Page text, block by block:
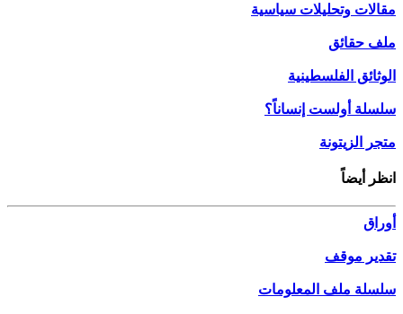
مقالات وتحليلات سياسية
ملف حقائق
الوثائق الفلسطينية
سلسلة أولست إنساناً؟
متجر الزيتونة
انظر أيضاً
أوراق
تقدير موقف
سلسلة ملف المعلومات